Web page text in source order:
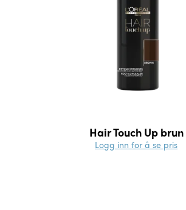
Hair Touch Up brun
Logg inn for å se pris